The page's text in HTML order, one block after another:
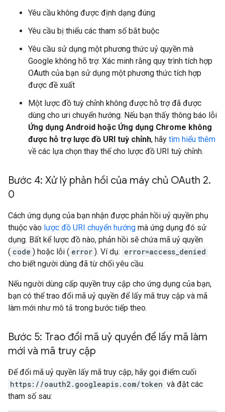
Yêu cầu không được định dạng đúng
Yêu cầu bị thiếu các tham số bắt buộc
Yêu cầu sử dụng một phương thức uỷ quyền mà
Google không hỗ trợ. Xác minh rằng quy trình tích hợp
OAuth của bạn sử dụng một phương thức tích hợp
được đề xuất
Một lược đồ tuỳ chỉnh không được hỗ trợ đã được
dùng cho uri chuyển hướng. Nếu bạn thấy thông báo lỗi
Ứng dụng Android hoặc Ứng dụng Chrome không
được hỗ trợ lược đồ URI tuỳ chỉnh, hãy tìm hiểu thêm
về các lựa chọn thay thế cho lược đồ URI tuỳ chỉnh.
Bước 4: Xử lý phản hồi của máy chủ OAuth 2.
0
Cách ứng dụng của bạn nhận được phản hồi uỷ quyền phụ
thuộc vào lược đồ URI chuyển hướng mà ứng dụng đó sử
dụng. Bất kể lược đồ nào, phản hồi sẽ chứa mã uỷ quyền
( code ) hoặc lỗi ( error ). Ví dụ: error=access_denied
cho biết người dùng đã từ chối yêu cầu.
Nếu người dùng cấp quyền truy cập cho ứng dụng của bạn,
bạn có thể trao đổi mã uỷ quyền để lấy mã truy cập và mã
làm mới như mô tả trong bước tiếp theo.
Bước 5: Trao đổi mã uỷ quyền để lấy mã làm
mới và mã truy cập
Để đổi mã uỷ quyền lấy mã truy cập, hãy gọi điểm cuối
https://oauth2.googleapis.com/token và đặt các
tham số sau: